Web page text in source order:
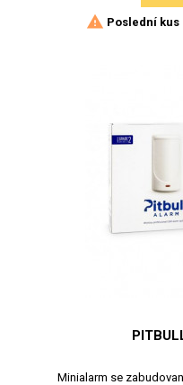
 Poslední kus
Minialarm se